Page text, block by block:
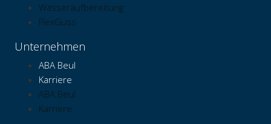
Wasseraufbereitung
FlexGuss
Unternehmen
ABA Beul
Karriere
ABA Beul
Karriere